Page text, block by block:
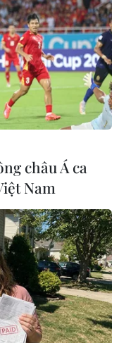
sống lay lắt
mong muốn
thời hạn vay của
vốn vay để
châu Á ca
Nam